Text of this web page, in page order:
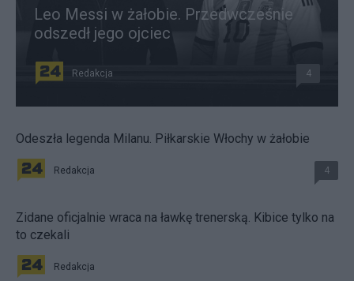
Leo Messi w żałobie. Przedwcześnie
odszedł jego ojciec
Redakcja 4
Odeszła legenda Milanu. Piłkarskie Włochy w żałobie
Redakcja 4
Zidane oficjalnie wraca na ławkę trenerską. Kibice tylko na
to czekali
Redakcja